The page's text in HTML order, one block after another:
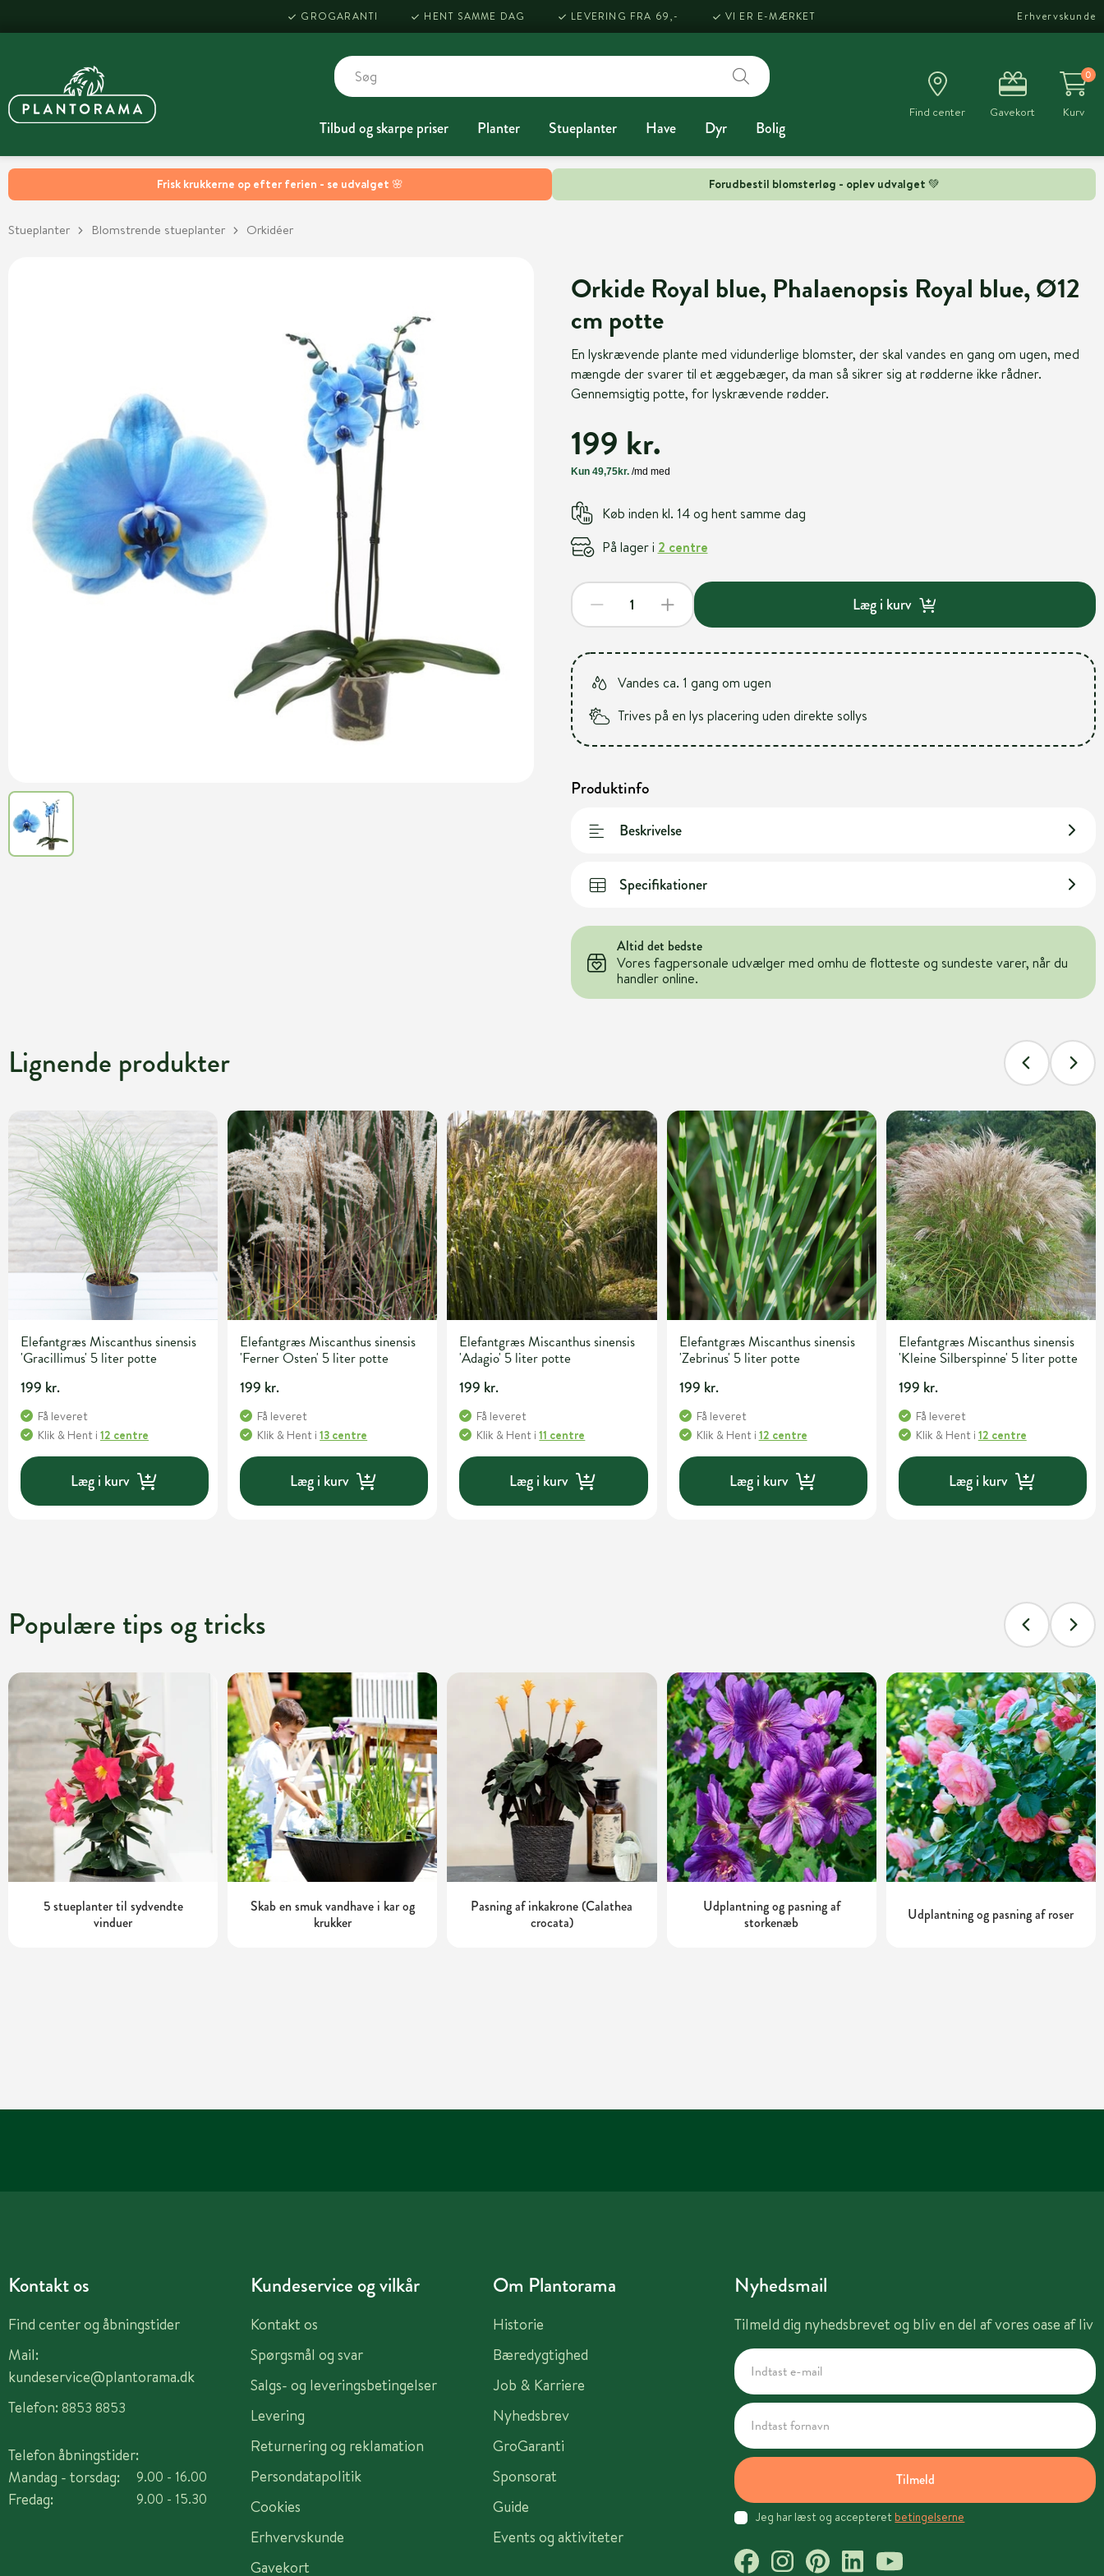
Frisk krukkerne op efter ferien - se udvalget 🌸 Forudbestil blomsterløg - oplev udvalget 💚
GROGARANTI HENT SAMME DAG LEVERING FRA 69,- VI ER E-MÆRKET Erhvervskunde
Tilbud og skarpe priser Planter Stueplanter Have Dyr Bolig
Find center Gavekort
0
Kurv
Stueplanter Blomstrende stueplanter Orkidéer
Orkide Royal blue, Phalaenopsis Royal blue, Ø12
cm potte
En lyskrævende plante med vidunderlige blomster, der skal vandes en gang om ugen, med
mængde der svarer til et æggebæger, da man så sikrer sig at rødderne ikke rådner.
Gennemsigtig potte, for lyskrævende rødder.
199 kr.
Køb inden kl. 14 og hent samme dag
På lager i 2 centre
Læg i kurv
Vandes ca. 1 gang om ugen
Trives på en lys placering uden direkte sollys
Produktinfo
Beskrivelse
Specifikationer
Altid det bedste
Vores fagpersonale udvælger med omhu de flotteste og sundeste varer, når du
handler online.
Lignende produkter
Elefantgræs Miscanthus sinensis
'Gracillimus' 5 liter potte
199 kr.
Få leveret
Klik & Hent i 12 centre
Læg i kurv
Elefantgræs Miscanthus sinensis
'Ferner Osten' 5 liter potte
199 kr.
Få leveret
Klik & Hent i13 centre
Læg i kurv
Elefantgræs Miscanthus sinensis
'Adagio' 5 liter potte
199 kr.
Få leveret
Klik & Hent i11 centre
Læg i kurv
Elefantgræs Miscanthus sinensis
'Zebrinus' 5 liter potte
199 kr.
Få leveret
Klik & Hent i 12 centre
Læg i kurv
Elefantgræs Miscanthus sinensis
'Kleine Silberspinne' 5 liter potte
199 kr.
Få leveret
Klik & Hent i 12 centre
Læg i kurv
Populære tips og tricks
5 stueplanter til sydvendte
vinduer
Skab en smuk vandhave i kar og
krukker
Pasning af inkakrone (Calathea
crocata)
Udplantning og pasning af
storkenæb
Udplantning og pasning af roser
Kontakt os
Find center og åbningstider
Mail:
kundeservice@plantorama.dk
Telefon: 8853 8853
Telefon åbningstider:
Mandag - torsdag:
Fredag:
9.00 - 16.00
9.00 - 15.30
Kundeservice og vilkår
Kontakt os
Spørgsmål og svar
Salgs- og leveringsbetingelser
Levering
Returnering og reklamation
Persondatapolitik
Cookies
Erhvervskunde
Gavekort
Om Plantorama
Historie
Bæredygtighed
Job & Karriere
Nyhedsbrev
GroGaranti
Sponsorat
Guide
Events og aktiviteter
Nyhedsmail
Tilmeld dig nyhedsbrevet og bliv en del af vores oase af liv
Tilmeld
Jeg har læst og accepteret betingelserne